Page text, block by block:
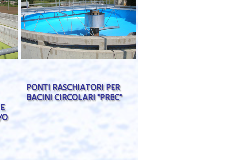
PONTI RASCHIATORI PER
BACINI CIRCOLARI "PRBC"